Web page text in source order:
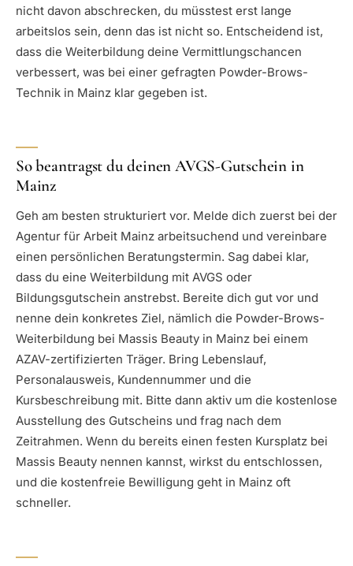
nicht davon abschrecken, du müsstest erst lange
arbeitslos sein, denn das ist nicht so. Entscheidend ist,
dass die Weiterbildung deine Vermittlungschancen
verbessert, was bei einer gefragten Powder-Brows-
Technik in Mainz klar gegeben ist.
So beantragst du deinen AVGS-Gutschein in
Mainz
Geh am besten strukturiert vor. Melde dich zuerst bei der
Agentur für Arbeit Mainz arbeitsuchend und vereinbare
einen persönlichen Beratungstermin. Sag dabei klar,
dass du eine Weiterbildung mit AVGS oder
Bildungsgutschein anstrebst. Bereite dich gut vor und
nenne dein konkretes Ziel, nämlich die Powder-Brows-
Weiterbildung bei Massis Beauty in Mainz bei einem
AZAV-zertifizierten Träger. Bring Lebenslauf,
Personalausweis, Kundennummer und die
Kursbeschreibung mit. Bitte dann aktiv um die kostenlose
Ausstellung des Gutscheins und frag nach dem
Zeitrahmen. Wenn du bereits einen festen Kursplatz bei
Massis Beauty nennen kannst, wirkst du entschlossen,
und die kostenfreie Bewilligung geht in Mainz oft
schneller.